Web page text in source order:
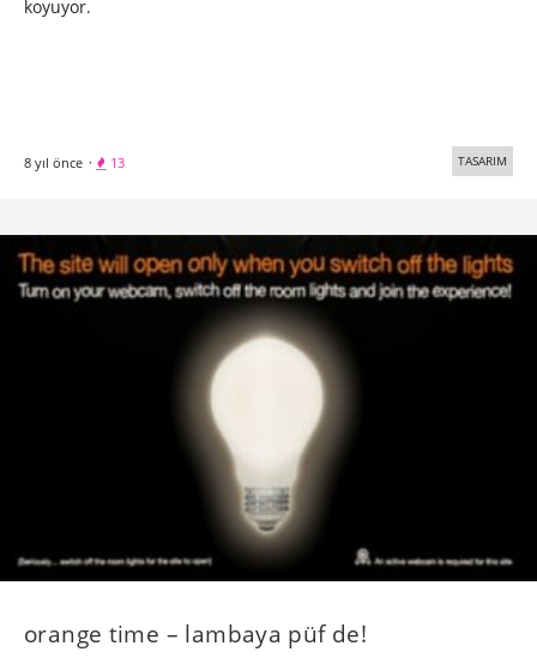
koyuyor.
8 yıl önce · 13 TASARIM
orange time – lambaya püf de!